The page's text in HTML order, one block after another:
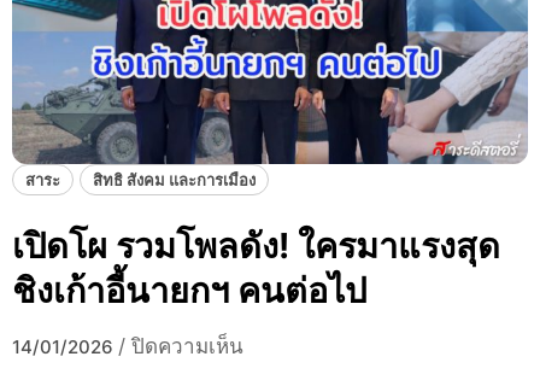
สาระ สิทธิ สังคม และการเมือง
เปิดโผ รวมโพลดัง! ใครมาแรงสุด
ชิงเก้าอี้นายกฯ คนต่อไป
14/01/2026 / ปิดความเห็นบ